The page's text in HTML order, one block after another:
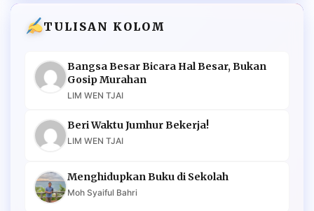
TULISAN KOLOM
Bangsa Besar Bicara Hal Besar, Bukan
Gosip Murahan
LIM WEN TJAI
Beri Waktu Jumhur Bekerja!
LIM WEN TJAI
Menghidupkan Buku di Sekolah
Moh Syaiful Bahri